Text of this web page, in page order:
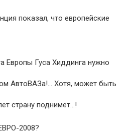
показал, что европейские
Eвропы Гуса Хиддинга нужно
АвтоВАЗа!… Хотя, может быть
страну поднимет…!
2008?